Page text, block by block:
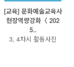
[교육] 문화예술교육사
현장역량강화〈 202
5..
3, 4차시 활동사진